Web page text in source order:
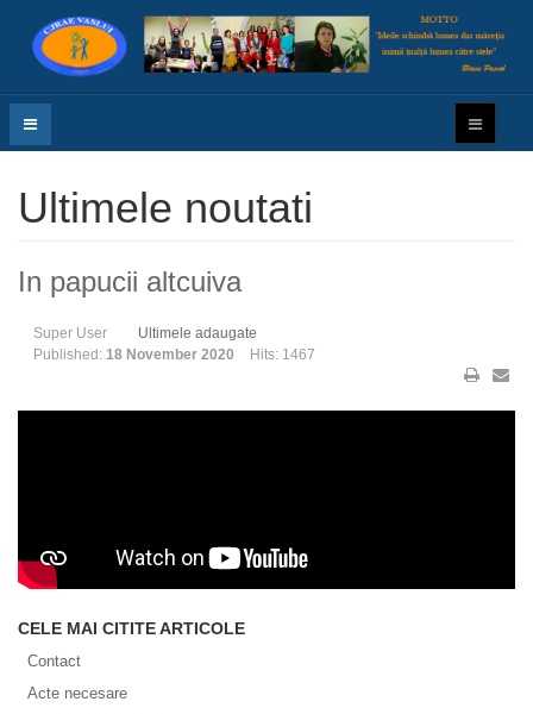
Ultimele noutati
In papucii altcuiva
Super User
Ultimele adaugate
Published: 18 November 2020 Hits: 1467
CELE MAI CITITE ARTICOLE
Contact
Acte necesare